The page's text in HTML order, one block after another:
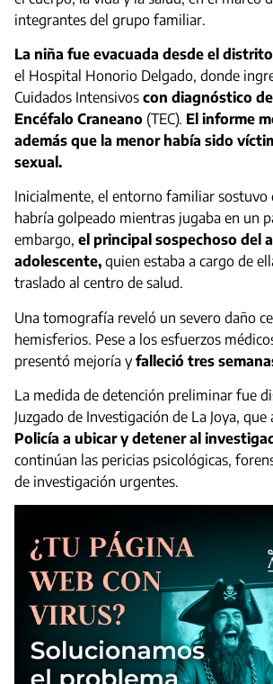
integrantes del grupo familiar.
La niña fue evacuada desde el distrito
el Hospital Honorio Delgado, donde
Cuidados Intensivos con diagnóstico
Encéfalo Craneano (TEC). El informe
además que la menor había sido
sexual.
Inicialmente, el entorno familiar sostuvo
habría golpeado mientras jugaba en un
embargo, el principal sospechoso del
adolescente, quien estaba a cargo de
traslado al centro de salud.
Una tomografía reveló un severo daño
hemisferios. Pese a los esfuerzos
presentó mejoría yfalleció tres
La medida de detención preliminar fue
Juzgado de Investigación de La Joya,
Policía a ubicar y detener al
continúan las pericias psicológicas,
de investigación urgentes.